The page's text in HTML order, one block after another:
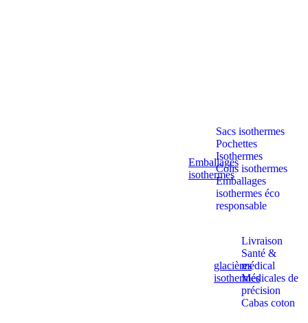
Emballages
isothermes
Sacs isothermes
Pochettes
Isothermes
Colis isothermes
Emballages
isothermes éco
responsable
glacières
isothermes
Livraison
Santé &
médical
Médicales de
précision
Cabas coton